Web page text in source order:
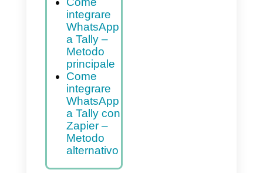
Indice
Cos’è
Tally?
Cos’è
Callbell?
Come
integrare
WhatsApp
a Tally –
Metodo
principale